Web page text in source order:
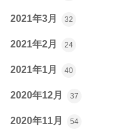
2021年3月 32
2021年2月 24
2021年1月 40
2020年12月 37
2020年11月 54